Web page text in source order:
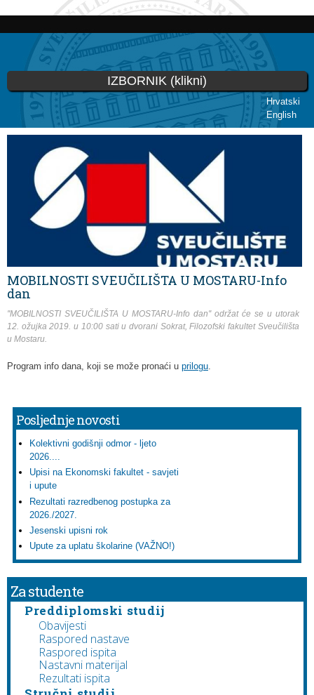
Skoči
glavni
sadržaj
Hrvatski
English
IZBORNIK (klikni)
Vi ste ovdje
MOBILNOSTI SVEUČILIŠTA U MOSTARU-Info
dan
''MOBILNOSTI SVEUČILIŠTA U MOSTARU-Info dan'' održat će se u utorak
12. ožujka 2019. u 10:00 sati u dvorani Sokrat, Filozofski fakultet Sveučilišta
u Mostaru.
Program info dana, koji se može pronaći u prilogu.
Posljednje novosti
Kolektivni godišnji odmor - ljeto
2026....
Upisi na Ekonomski fakultet - savjeti
i upute
Rezultati razredbenog postupka za
2026./2027.
Jesenski upisni rok
Upute za uplatu školarine (VAŽNO!)
Za studente
Preddiplomski studij
Obavijesti
Raspored nastave
Raspored ispita
Nastavni materijal
Rezultati ispita